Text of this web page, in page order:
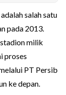
salah satu
pada 2013.
milik
proses
PT Persib
ke depan.